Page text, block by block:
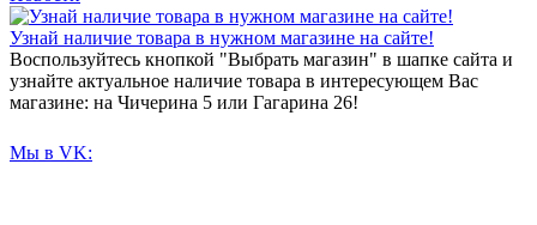
Узнай наличие товара в нужном магазине на сайте!
Воспользуйтесь кнопкой "Выбрать магазин" в шапке сайта и
узнайте актуальное наличие товара в интересующем Вас
магазине: на Чичерина 5 или Гагарина 26!
Мы в VK: